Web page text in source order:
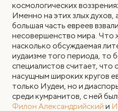
космологических
Именно на этих злых духов,
большая часть евреев
несовершенство мира. Что
насколько обсуждаемая
иудаизме того периода, то
специалистов считает, что
насущным широких кругов
только Иудеи, но и
среди кумранитов, с ней
Филон Александрийский и